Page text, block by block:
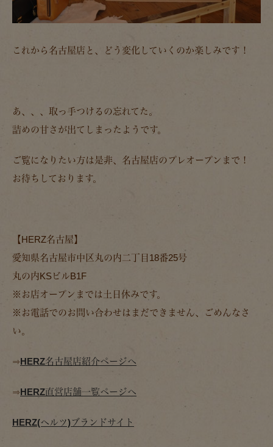
これから名古屋店と、どう変化していくのか楽しみです！
あ、、、取っ手つけるの忘れてた。
詰めの甘さが出てしまったようです。
ご覧になりたい方は是非、名古屋店のプレオープンまで！
お待ちしております。
【HERZ名古屋】
愛知県名古屋市中区丸の内二丁目18番25号
丸の内KSビルB1F
※お店オープンまでは土日休みです。
※お電話でのお問い合わせはまだできません、ごめんなさ
い。
⇒HERZ名古屋店紹介ページへ
⇒HERZ直営店舗一覧ページへ
HERZ(ヘルツ)ブランドサイト